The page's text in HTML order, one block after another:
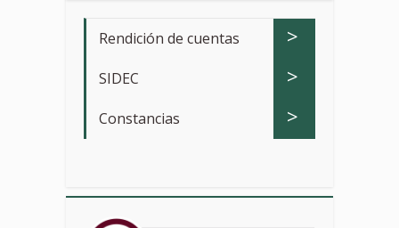
Rendición de cuentas >
SIDEC >
Constancias >